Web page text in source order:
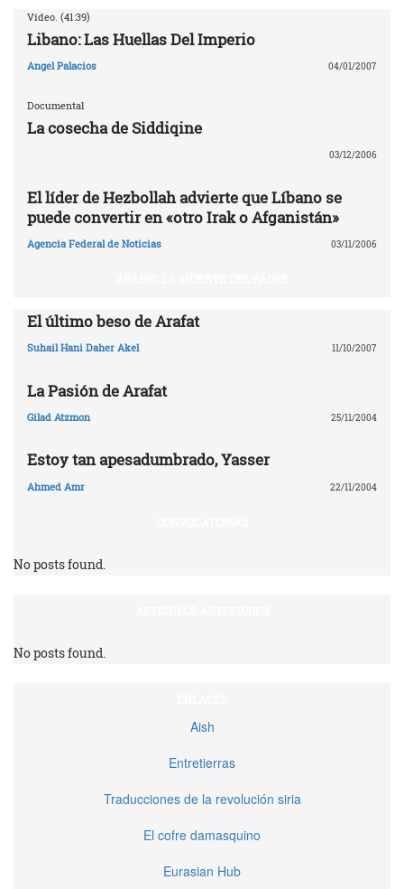
Vídeo. (41:39)
Libano: Las Huellas Del Imperio
Angel Palacios 04/01/2007
Documental
La cosecha de Siddiqine
03/12/2006
El líder de Hezbollah advierte que Líbano se
puede convertir en «otro Irak o Afganistán»
Agencia Federal de Noticias 03/11/2006
El último beso de Arafat
Suhail Hani Daher Akel 11/10/2007
La Pasión de Arafat
Gilad Atzmon 25/11/2004
Estoy tan apesadumbrado, Yasser
Ahmed Amr 22/11/2004
No posts found.
No posts found.
Aish
Entretierras
Traducciones de la revolución siria
El cofre damasquino
Eurasian Hub